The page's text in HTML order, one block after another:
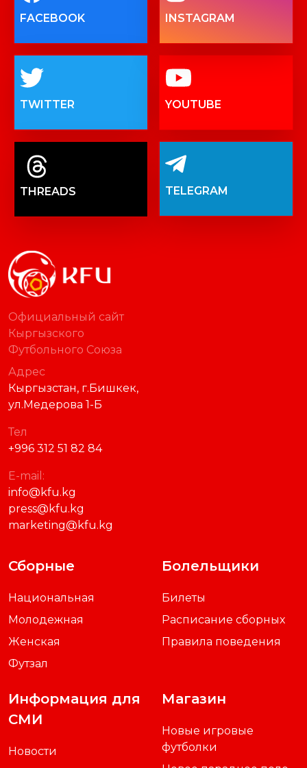
FACEBOOK INSTAGRAM
TWITTER YOUTUBE
THREADS TELEGRAM
Официальный сайт
Кыргызского
Футбольного Союза
Адрес
Кыргызстан, г.Бишкек,
ул.Медерова 1-Б
Тел
+996 312 51 82 84
E-mail:
info@kfu.kg
press@kfu.kg
marketing@kfu.kg
Сборные
Национальная
Молодежная
Женская
Футзал
Болельщики
Билеты
Расписание сборных
Правила поведения
Информация для
СМИ
Новости
Магазин
Новые игровые
футболки